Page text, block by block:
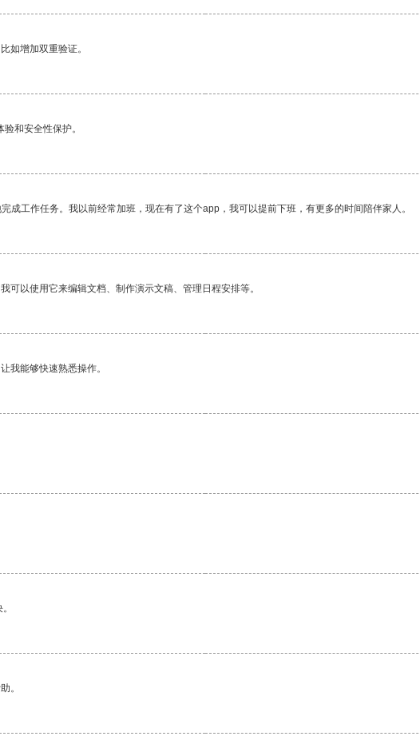
如增加双重验证。
和安全性保护。
成工作任务。我以前经常加班，现在有了这个app，我可以提前下班，有更多的时间陪伴家人。
以使用它来编辑文档、制作演示文稿、管理日程安排等。
我能够快速熟悉操作。
。